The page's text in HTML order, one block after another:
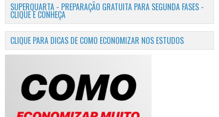
SUPERQUARTA - PREPARAÇÃO GRATUITA PARA SEGUNDA FASES -
CLIQUE E CONHEÇA
CLIQUE PARA DICAS DE COMO ECONOMIZAR NOS ESTUDOS